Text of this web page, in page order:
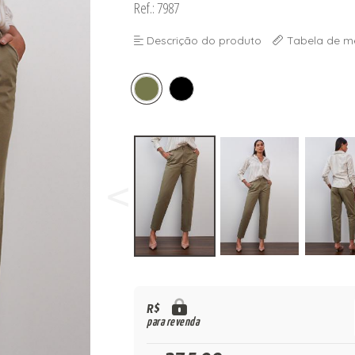
Ref.: 7987
Descrição do produto Tabela de
R$
para revenda